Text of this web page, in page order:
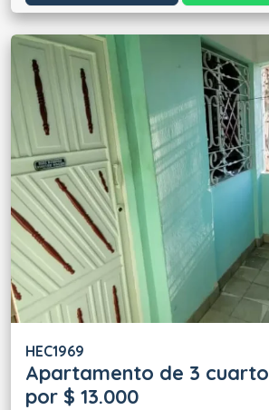
HEC1969
Apartamento de 3
por $ 13.000